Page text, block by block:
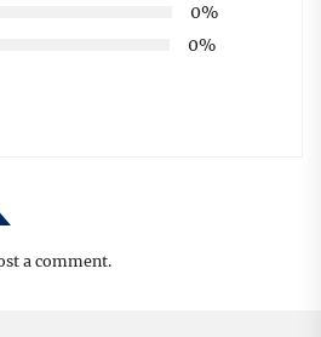
0%
0%
a comment.